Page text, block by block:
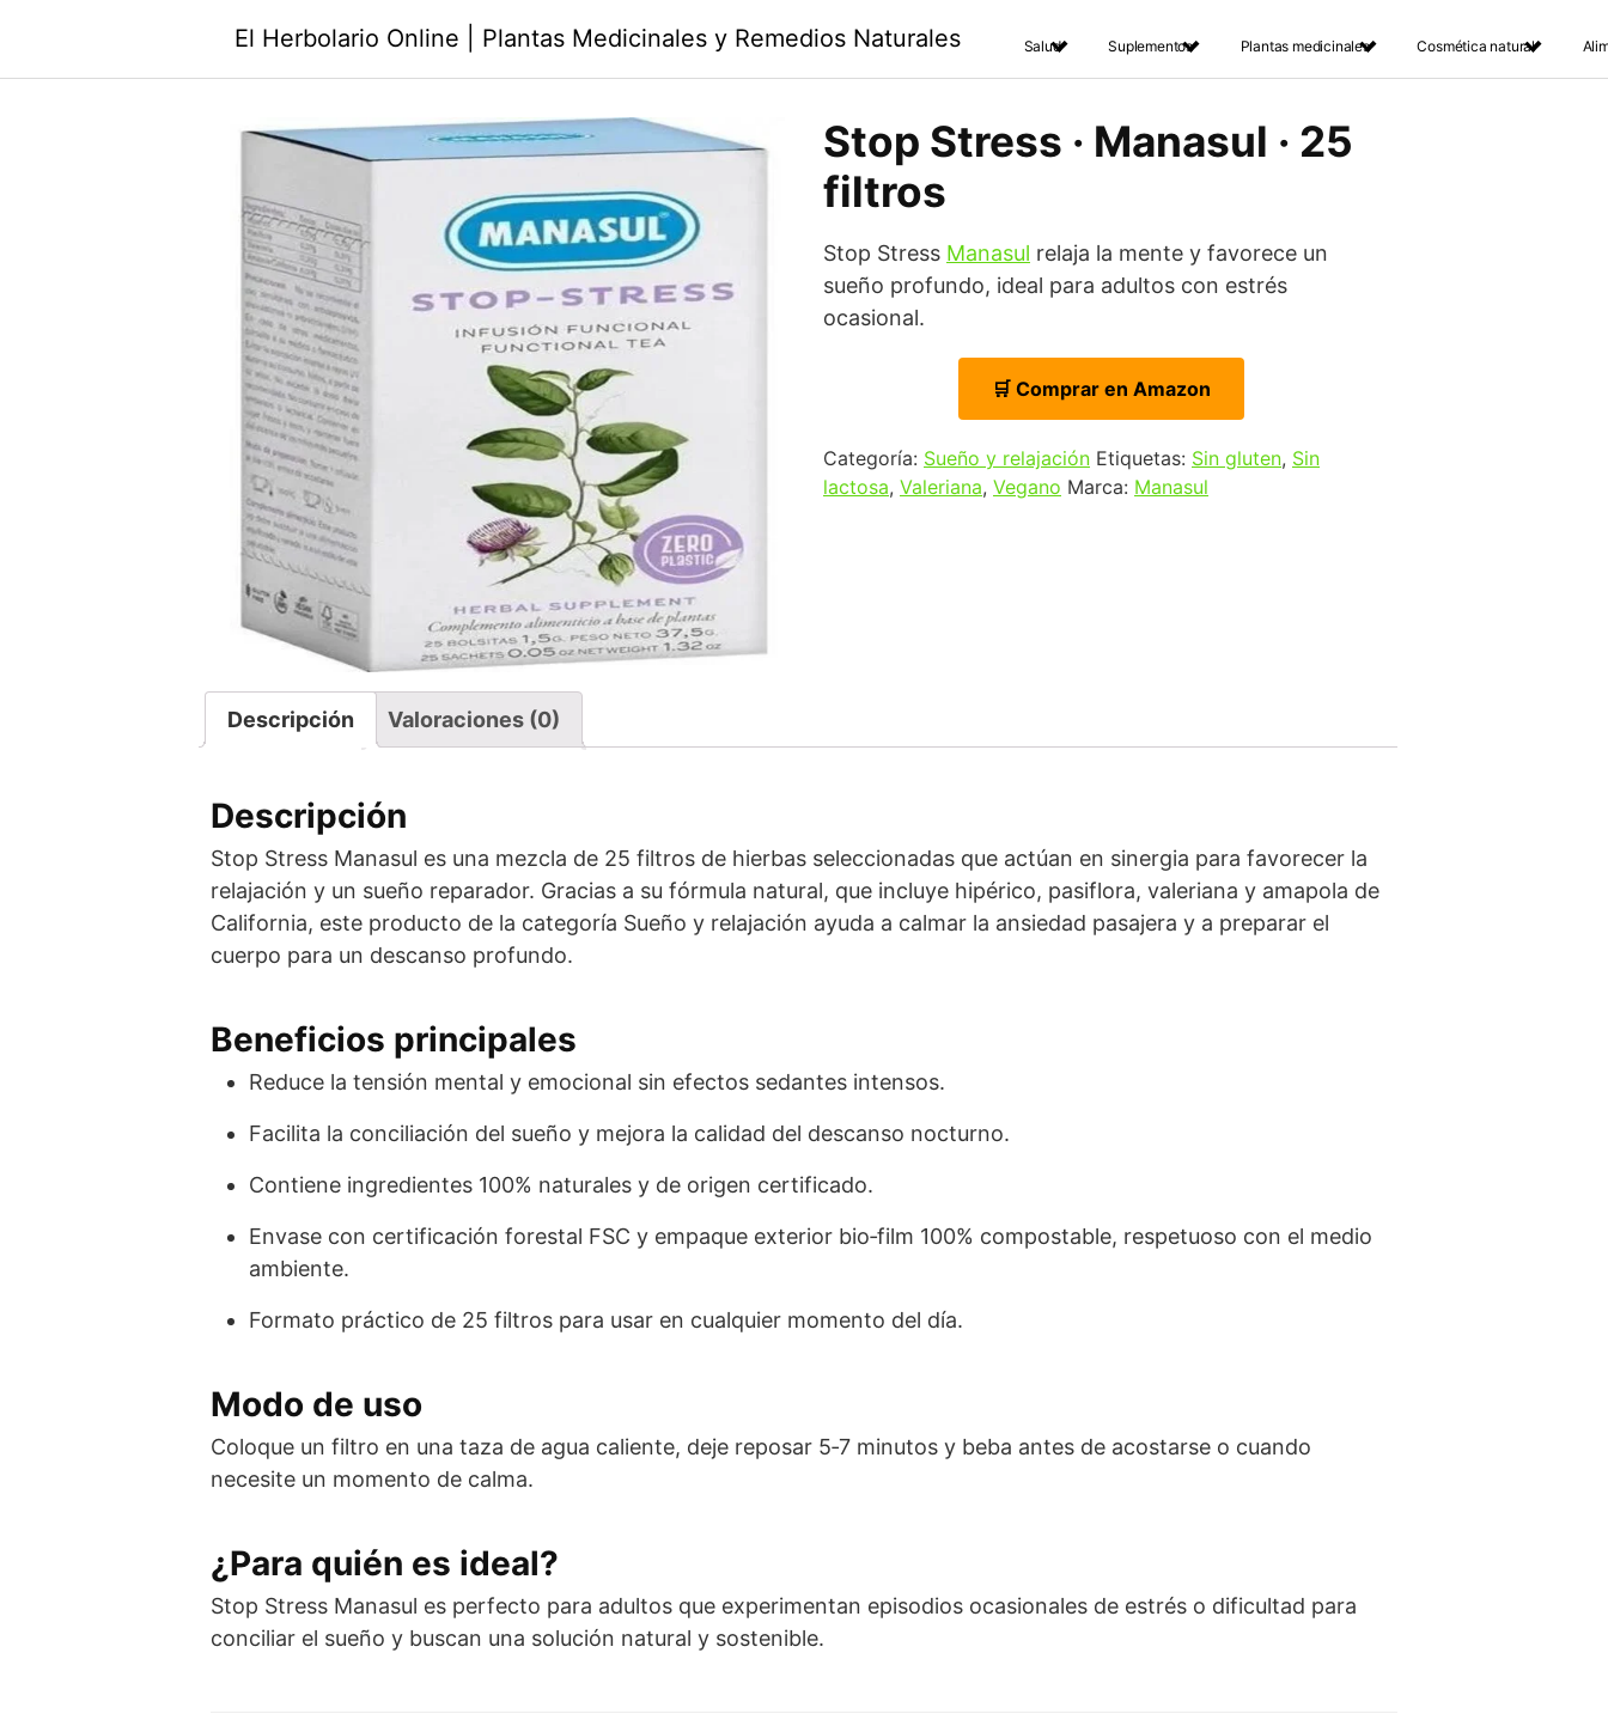
El Herbolario Online | Plantas Medicinales y Remedios Naturales Salud Suplementos Plantas medicinales Cosmética natural
Stop Stress · Manasul · 25
filtros
Stop Stress Manasul relaja la mente y favorece un
sueño profundo, ideal para adultos con estrés
ocasional.
🛒 Comprar en Amazon
Categoría: Sueño y relajación Etiquetas: Sin gluten, Sin
lactosa, Valeriana, Vegano Marca: Manasul
Descripción Valoraciones (0)
Descripción
Stop Stress Manasul es una mezcla de 25 filtros de hierbas seleccionadas que actúan en sinergia para favorecer la
relajación y un sueño reparador. Gracias a su fórmula natural, que incluye hipérico, pasiflora, valeriana y amapola de
California, este producto de la categoría Sueño y relajación ayuda a calmar la ansiedad pasajera y a preparar el
cuerpo para un descanso profundo.
Beneficios principales
Reduce la tensión mental y emocional sin efectos sedantes intensos.
Facilita la conciliación del sueño y mejora la calidad del descanso nocturno.
Contiene ingredientes 100% naturales y de origen certificado.
Envase con certificación forestal FSC y empaque exterior bio‑film 100% compostable, respetuoso con el medio
ambiente.
Formato práctico de 25 filtros para usar en cualquier momento del día.
Modo de uso
Coloque un filtro en una taza de agua caliente, deje reposar 5‑7 minutos y beba antes de acostarse o cuando
necesite un momento de calma.
¿Para quién es ideal?
Stop Stress Manasul es perfecto para adultos que experimentan episodios ocasionales de estrés o dificultad para
conciliar el sueño y buscan una solución natural y sostenible.